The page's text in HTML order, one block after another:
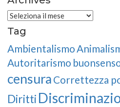
Archives
Tag
Ambientalismo
Autoritarismo
censura Correttezza
Diritti